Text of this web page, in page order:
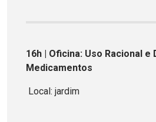
16h | Oficina: Uso Racional e
Medicamentos
Local: jardim